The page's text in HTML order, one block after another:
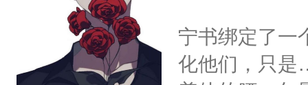
宁书绑定了一
化他们，只是